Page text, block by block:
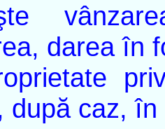
darea în
după caz,